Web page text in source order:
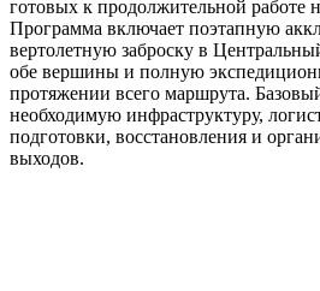
готовых к продолжительной работе
Программа включает поэтапную
вертолетную заброску в
обе вершины и полную
протяжении всего маршрута.
необходимую инфраструктуру,
подготовки, восстановления и
выходов.